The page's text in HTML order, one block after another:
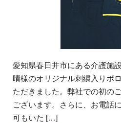
愛知県春日井市にある介護施
晴様のオリジナル刺繍入りポ
ただきました。弊社での初の
ございます。さらに、お電話
可もいた […]